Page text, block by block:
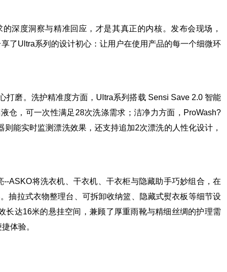
度洞察与精准回应，才是其真正的内核。发布会现场，
了Ultra系列的设计初心：让用户在使用产品的每一个细微环
磨。洗护精准度方面，Ultra系列搭载 Sensi Save 2.0 智能
仓，可一次性满足28次洗涤需求；洁净力方面，ProWash?
能实时监测漂洗效果，还支持追加2次漂洗的人性化设计，
将洗衣机、干衣机、干衣柜与隐藏助手巧妙组合，在
抽拉式衣物整理台、可拆卸收纳篮、隐藏式熨衣板等细节设
达16米的悬挂空间，兼顾了厚重雨靴与精细丝绸的护理需
体验。